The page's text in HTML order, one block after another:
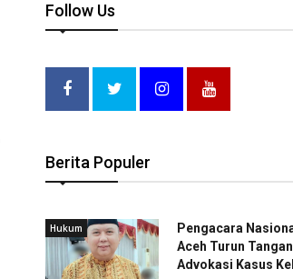
Follow Us
Berita Populer
Hukum
Pengacara
Aceh Turun Tangan
Advokasi Kasus